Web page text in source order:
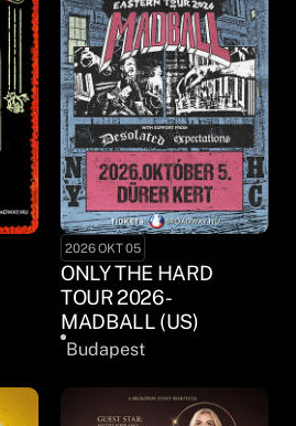
2026 OKT 05
ONLY THE HARD
TOUR 2026 -
MADBALL (US)
Budapest